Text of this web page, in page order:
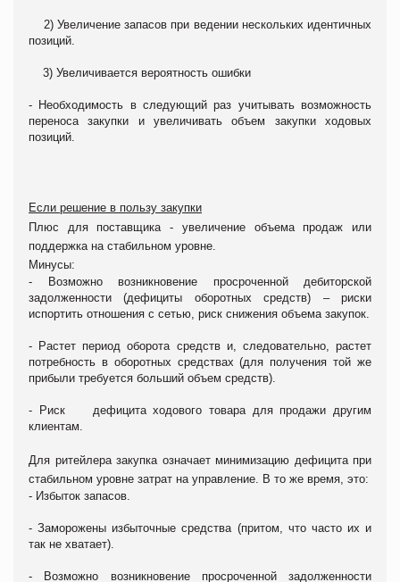
2) Увеличение запасов при ведении нескольких идентичных
позиций.
3) Увеличивается вероятность ошибки
- Необходимость в следующий раз учитывать возможность
переноса закупки и увеличивать объем закупки ходовых
позиций.
Если решение в пользу закупки
Плюс для поставщика - увеличение объема продаж или
поддержка на стабильном уровне.
Минусы:
- Возможно возникновение просроченной дебиторской
задолженности (дефициты оборотных средств) – риски
испортить отношения с сетью, риск снижения объема закупок.
- Растет период оборота средств и, следовательно, растет
потребность в оборотных средствах (для получения той же
прибыли требуется больший объем средств).
- Риск дефицита ходового товара для продажи другим
клиентам.
Для ритейлера закупка означает минимизацию дефицита при
стабильном уровне затрат на управление. В то же время, это:
- Избыток запасов.
- Заморожены избыточные средства (притом, что часто их и
так не хватает).
- Возможно возникновение просроченной задолженности